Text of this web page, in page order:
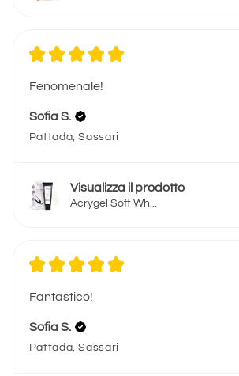
★ ★ ★ ★ ★
Fenomenale!
Sofia S.
Pattada, Sassari
Visualizza il prodotto
Acrygel Soft Wh...
★ ★ ★ ★ ★
Fantastico!
Sofia S.
Pattada, Sassari